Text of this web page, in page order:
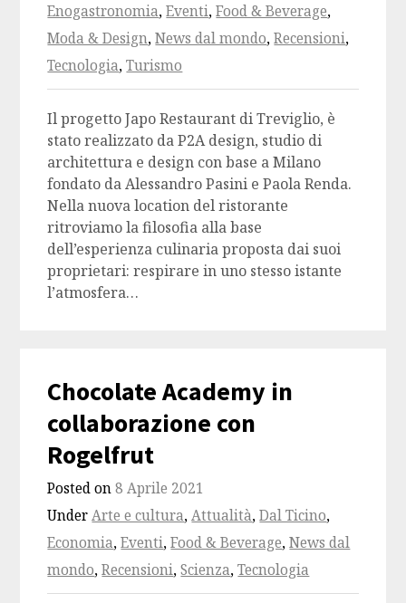
Enogastronomia,Eventi,Food & Beverage,
Moda & Design,News dal mondo,Recensioni,
Tecnologia,Turismo
Il progetto Japo Restaurant di Treviglio, è
stato realizzato da P2A design, studio di
architettura e design con base a Milano
fondato da Alessandro Pasini e Paola Renda.
Nella nuova location del ristorante
ritroviamo la filosofia alla base
dell’esperienza culinaria proposta dai suoi
proprietari: respirare in uno stesso istante
l’atmosfera…
Chocolate Academy in
collaborazione con
Rogelfrut
Posted on8 Aprile 2021
UnderArte e cultura,Attualità,Dal Ticino,
Economia,Eventi,Food & Beverage,News dal
mondo,Recensioni,Scienza,Tecnologia